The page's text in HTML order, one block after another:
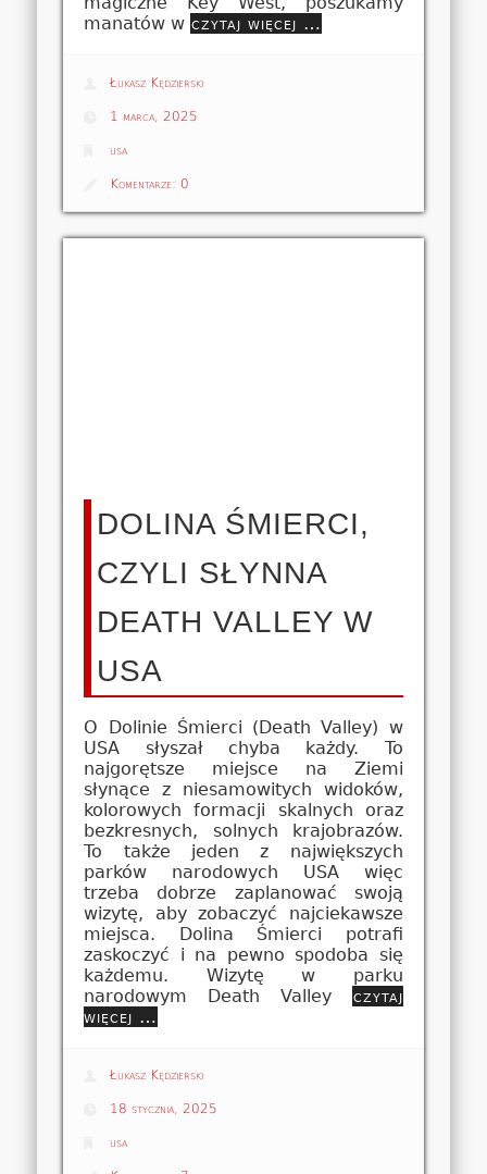
manatów w czytaj więcej …
Łukasz Kędzierski
1 marca, 2025
usa
Komentarze: 0
DOLINA ŚMIERCI,
CZYLI SŁYNNA
DEATH VALLEY W
USA
O Dolinie Śmierci (Death Valley) w
USA słyszał chyba każdy. To
najgorętsze miejsce na Ziemi
słynące z niesamowitych widoków,
kolorowych formacji skalnych oraz
bezkresnych, solnych krajobrazów.
To także jeden z największych
parków narodowych USA więc
trzeba dobrze zaplanować swoją
wizytę, aby zobaczyć najciekawsze
miejsca. Dolina Śmierci potrafi
zaskoczyć i na pewno spodoba się
każdemu. Wizytę w parku
narodowym Death Valley czytaj
więcej …
Łukasz Kędzierski
18 stycznia, 2025
usa